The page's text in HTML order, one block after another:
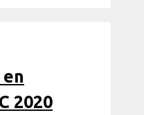
2020